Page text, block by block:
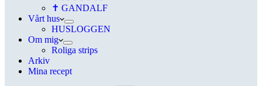
✝ GANDALF
Vårt hus
HUSLOGGEN
Om mig
Roliga strips
Arkiv
Mina recept